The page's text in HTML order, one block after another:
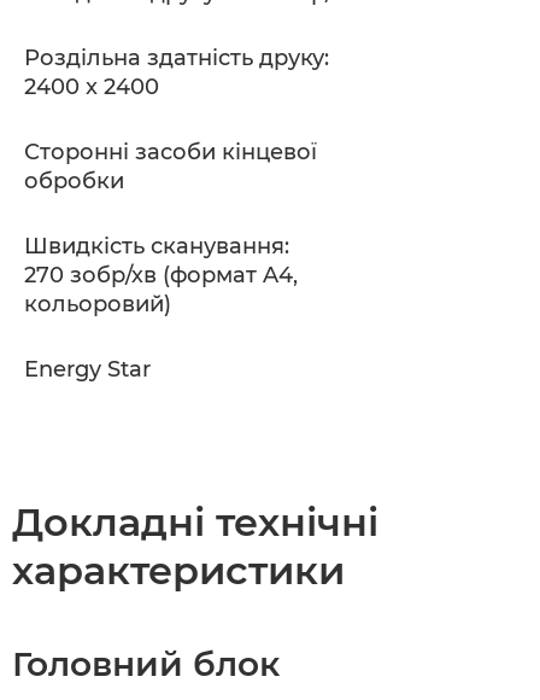
Роздільна здатність друку:
2400 x 2400
Сторонні засоби кінцевої
обробки
Швидкість сканування:
270 зобр/хв (формат A4,
кольоровий)
Energy Star
Докладні технічні
характеристики
Головний блок